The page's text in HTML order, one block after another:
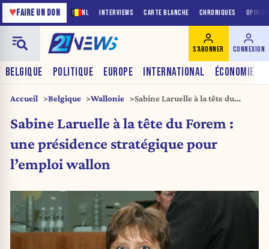
NL INTERVIEWS CARTE BLANCHE CHRONIQUES
♥FAIRE UN DON
BELGIQUE POLITIQUE EUROPE INTERNATIONAL ÉCONOMIE
S'ABONNER CONNEXION
Accueil Belgique Wallonie
Sabine Laruelle à la tête du
stratégique pour l’emploi wallon
Sabine Laruelle à la tête du Forem :
une présidence stratégique pour
l’emploi wallon